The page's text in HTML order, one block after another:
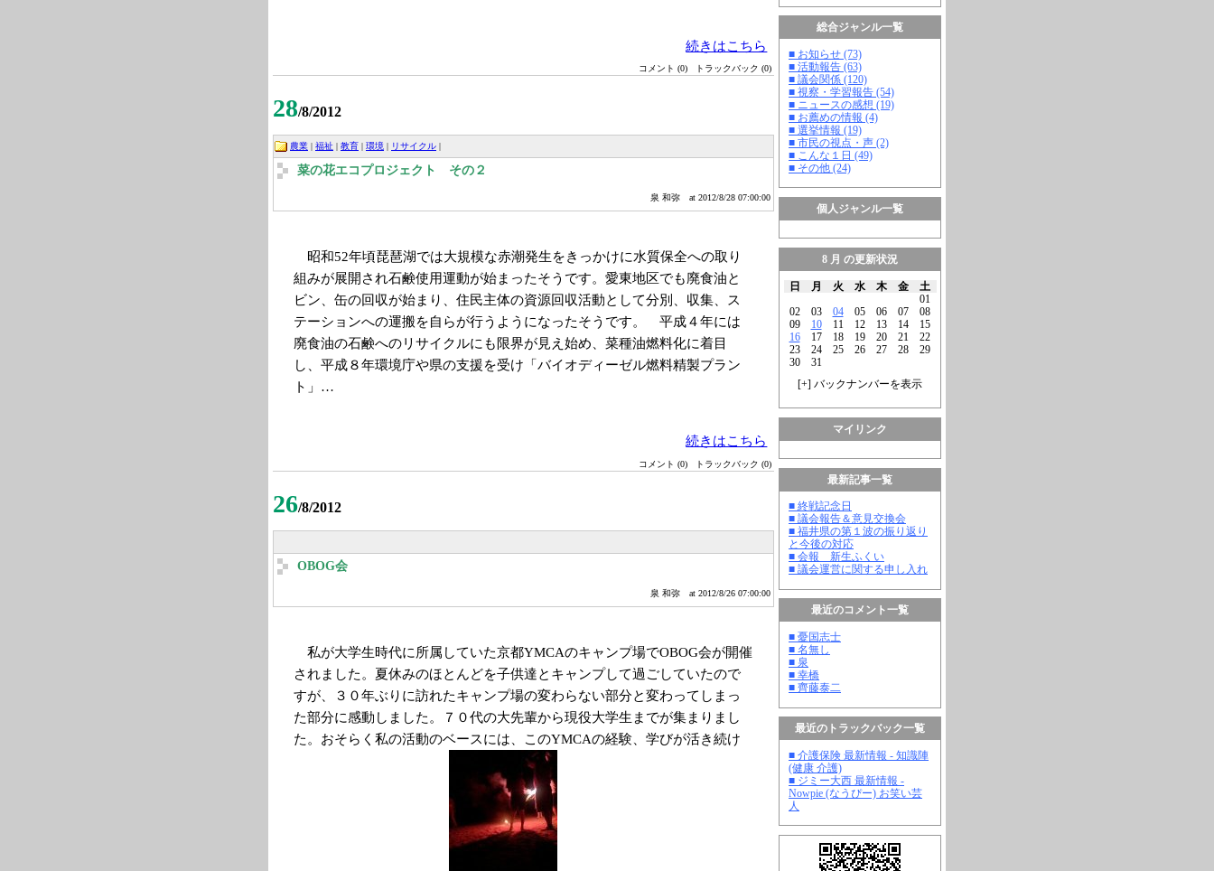
総合ジャンル一覧
■ お知らせ (73)
■ 活動報告 (63)
■ 議会関係 (120)
■ 視察・学習報告 (54)
■ ニュースの感想 (19)
■ お薦めの情報 (4)
■ 選挙情報 (19)
■ 市民の視点・声 (2)
■ こんな１日 (49)
■ その他 (24)
個人ジャンル一覧
8 月 の更新状況
日 月 火 水 木 金
土
01
02
03 04 05 06 07
08
09
10 11 12 13 14
15
16
17 18 19 20 21
22
23
24 25 26 27 28
29
30
31
[+] バックナンバーを表示
マイリンク
最新記事一覧
■ 終戦記念日
■ 議会報告＆意見交換会
■ 福井県の第１波の振り返り
と今後の対応
■ 会報 新生ふくい
■ 議会運営に関する申し入れ
最近のコメント一覧
■ 憂国志士
■ 名無し
■ 泉
■ 幸橋
■ 齊藤泰二
最近のトラックバック一覧
■ 介護保険 最新情報 - 知識陣
(健康 介護)
■ ジミー大西 最新情報 -
Nowpie (なうぴー) お笑い芸
人
続きはこちら
コメント (0) トラックバック (0)
28/8/2012
農業 福祉 教育 環境 リサイクル
菜の花エコプロジェクト その２
泉 和弥 at 2012/8/28 07:00:00
昭和52年頃琵琶湖では大規模な赤潮発生をきっかけに水質保全への取り
組みが展開され石鹸使用運動が始まったそうです。愛東地区でも廃食油と
ビン、缶の回収が始まり、住民主体の資源回収活動として分別、収集、ス
テーションへの運搬を自らが行うようになったそうです。 平成４年には
廃食油の石鹸へのリサイクルにも限界が見え始め、菜種油燃料化に着目
し、平成８年環境庁や県の支援を受け「バイオディーゼル燃料精製プラン
ト」…
続きはこちら
コメント (0) トラックバック (0)
26/8/2012
OBOG会
泉 和弥 at 2012/8/26 07:00:00
私が大学生時代に所属していた京都YMCAのキャンプ場でOBOG会が開催
されました。夏休みのほとんどを子供達とキャンプして過ごしていたので
すが、３０年ぶりに訪れたキャンプ場の変わらない部分と変わってしまっ
た部分に感動しました。７０代の大先輩から現役大学生までが集まりまし
た。おそらく私の活動のベースには、このYMCAの経験、学びが活き続け